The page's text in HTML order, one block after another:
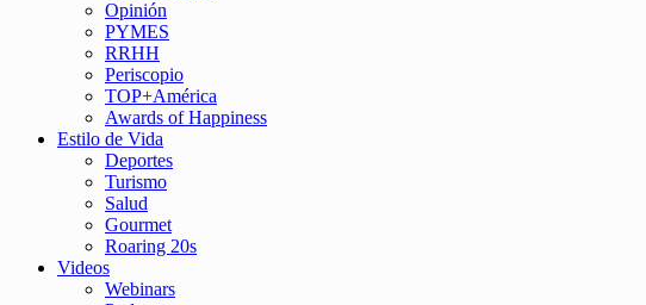
Opinión
PYMES
RRHH
Periscopio
TOP+América
Awards of Happiness
Estilo de Vida
Deportes
Turismo
Salud
Gourmet
Roaring 20s
Videos
Webinars